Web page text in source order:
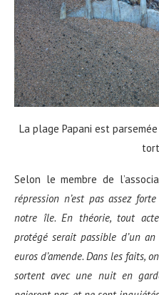
La plage Papani est
Selon le membre de
répression n’est pas assez
notre île. En théorie, tout
protégé serait passible d’un
euros d’amende. Dans les faits,
sortent avec une nuit en